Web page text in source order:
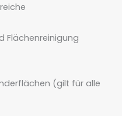
Flächenreinigung
(gilt für alle